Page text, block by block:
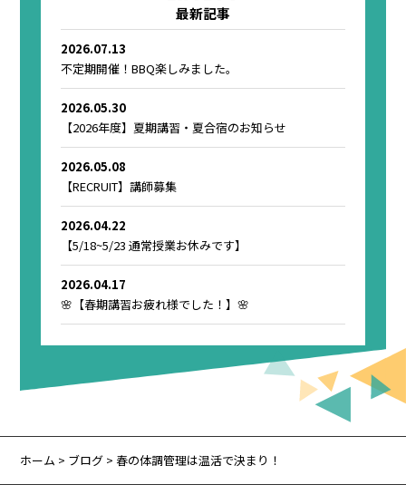
最新記事
2026.07.13
不定期開催！BBQ楽しみました。
2026.05.30
【2026年度】夏期講習・夏合宿のお知らせ
2026.05.08
【RECRUIT】講師募集
2026.04.22
【5/18~5/23 通常授業お休みです】
2026.04.17
🌸【春期講習お疲れ様でした！】🌸
ホーム > ブログ > 春の体調管理は温活で決まり！